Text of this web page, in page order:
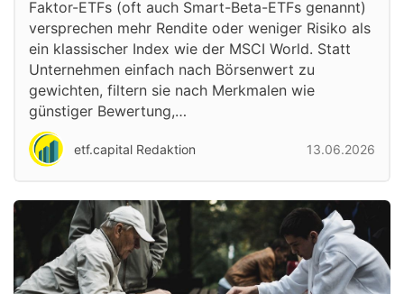
Faktor-ETFs (oft auch Smart-Beta-ETFs genannt)
versprechen mehr Rendite oder weniger Risiko als
ein klassischer Index wie der MSCI World. Statt
Unternehmen einfach nach Börsenwert zu
gewichten, filtern sie nach Merkmalen wie
günstiger Bewertung,…
etf.capital Redaktion 13.06.2026